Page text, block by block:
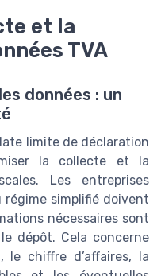
et la
TVA
données : un
limite de déclaration
la collecte et la
Les entreprises
régime simplifié doivent
nécessaires sont
dépôt. Cela concerne
le chiffre d’affaires, la